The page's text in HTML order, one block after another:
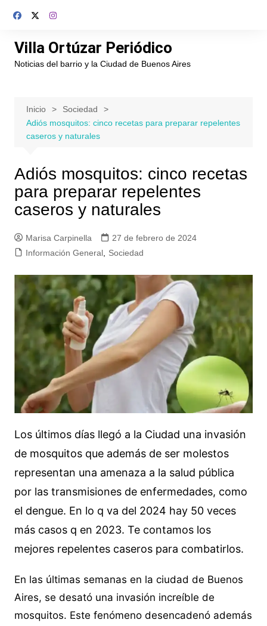
Villa Ortúzar Periódico
Noticias del barrio y la Ciudad de Buenos Aires
Inicio
Sociedad
Adiós mosquitos: cinco recetas para preparar repelentes
caseros y naturales
Adiós mosquitos: cinco recetas
para preparar repelentes
caseros y naturales
Marisa Carpinella
27 de febrero de 2024
Información General, Sociedad
Los últimos días llegó a la Ciudad una invasión
de mosquitos que además de ser molestos
representan una amenaza a la salud pública
por las transmisiones de enfermedades, como
el dengue. En lo q va del 2024 hay 50 veces
más casos q en 2023. Te contamos los
mejores repelentes caseros para combatirlos.
En las últimas semanas en la ciudad de Buenos
Aires, se desató una invasión increíble de
mosquitos. Este fenómeno desencadenó además